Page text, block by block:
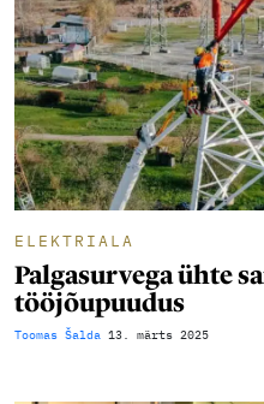
ELEKTRIALA
Palgasurvega ühte
tööjõupuudus
Toomas Šalda 13. märts 2025